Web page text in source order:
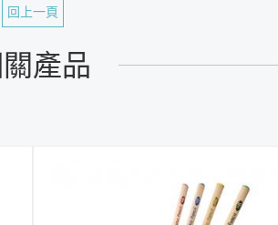
回上一頁
產品